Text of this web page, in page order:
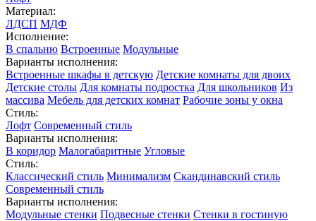
Материал:
ЛДСП МДФ
Исполнение:
В спальню Встроенные Модульные
Варианты исполнения:
Встроенные шкафы в детскую Детские комнаты для двоих
Детские столы Для комнаты подростка Для школьников Из
массива Мебель для детских комнат Рабочие зоны у окна
Стиль:
Лофт Современный стиль
Варианты исполнения:
В коридор Малогабаритные Угловые
Стиль:
Классический стиль Минимализм Скандинавский стиль
Современный стиль
Варианты исполнения:
Модульные стенки Подвесные стенки Стенки в гостиную